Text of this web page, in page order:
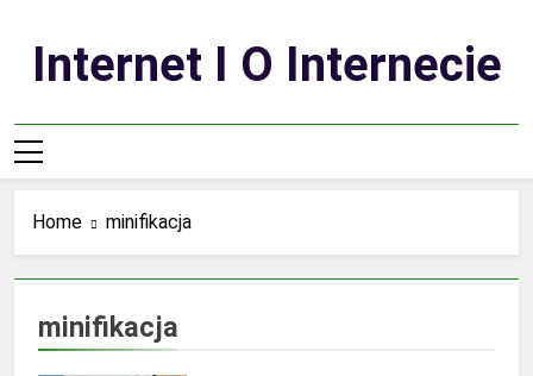
contentInternet I O Internecie
Home minifikacja
minifikacja